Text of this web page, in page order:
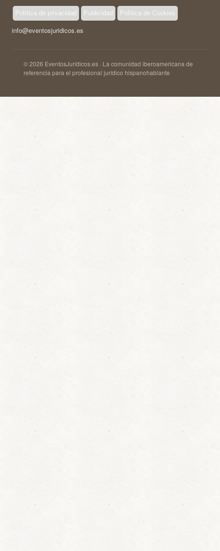
Política de privacidad Publicidad Política de Cookies
info@eventosjuridicos.es
© 2026 EventosJurídicos.es · La comunidad iberoamericana de
referencia para el profesional jurídico hispanohablante